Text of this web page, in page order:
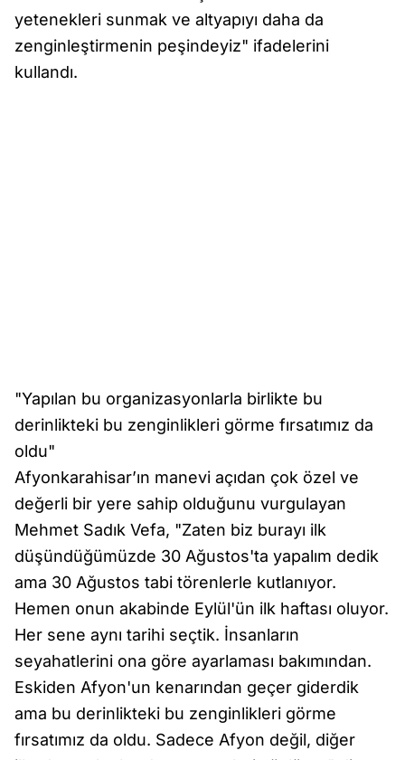
yetenekleri sunmak ve altyapıyı daha da
zenginleştirmenin peşindeyiz" ifadelerini
kullandı.
"Yapılan bu organizasyonlarla birlikte bu
derinlikteki bu zenginlikleri görme fırsatımız da
oldu"
Afyonkarahisar’ın manevi açıdan çok özel ve
değerli bir yere sahip olduğunu vurgulayan
Mehmet Sadık Vefa, "Zaten biz burayı ilk
düşündüğümüzde 30 Ağustos'ta yapalım dedik
ama 30 Ağustos tabi törenlerle kutlanıyor.
Hemen onun akabinde Eylül'ün ilk haftası oluyor.
Her sene aynı tarihi seçtik. İnsanların
seyahatlerini ona göre ayarlaması bakımından.
Eskiden Afyon'un kenarından geçer giderdik
ama bu derinlikteki bu zenginlikleri görme
fırsatımız da oldu. Sadece Afyon değil, diğer